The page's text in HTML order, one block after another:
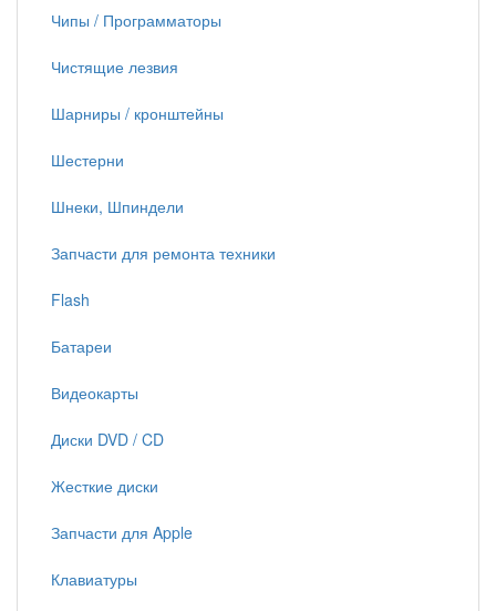
Чипы / Программаторы
Чистящие лезвия
Шарниры / кронштейны
Шестерни
Шнеки, Шпиндели
Запчасти для ремонта техники
Flash
Батареи
Видеокарты
Диски DVD / CD
Жесткие диски
Запчасти для Apple
Клавиатуры